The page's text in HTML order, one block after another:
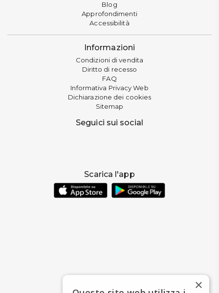
Blog
Approfondimenti
Accessibilità
Informazioni
Condizioni di vendita
Diritto di recesso
FAQ
Informativa Privacy Web
Dichiarazione dei cookies
Sitemap
Seguici sui social
Scarica l'app
×